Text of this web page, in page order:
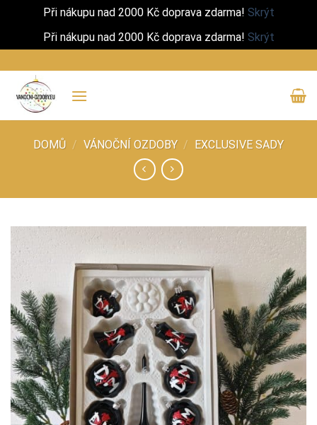
Při nákupu nad 2000 Kč doprava zdarma! Skrýt
Při nákupu nad 2000 Kč doprava zdarma! Skrýt
na
obsah
DOMŮ / VÁNOČNÍ OZDOBY / EXCLUSIVE SADY